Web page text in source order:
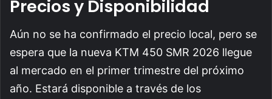
Precios y Disponibilidad
Aún no se ha confirmado el precio local, pero se
espera que la nueva KTM 450 SMR 2026 llegue
al mercado en el primer trimestre del próximo
año. Estará disponible a través de los